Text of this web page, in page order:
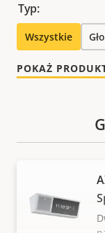
Typ:
Wszystkie
POKAŻ